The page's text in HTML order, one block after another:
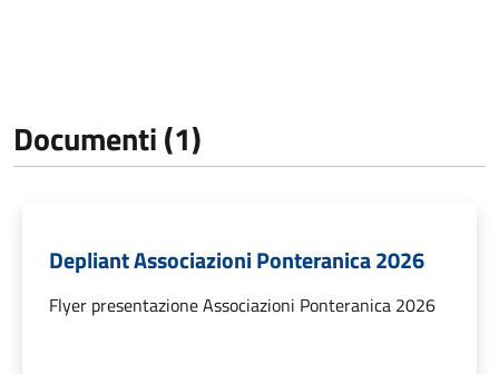
Documenti (1)
Depliant Associazioni Ponteranica 2026
Flyer presentazione Associazioni Ponteranica 2026